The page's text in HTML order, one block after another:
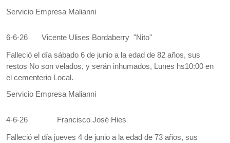
Servicio Empresa Malianni
6-6-26 Vicente Ulises Bordaberry "Nito"
Falleció el día sábado 6 de junio a la edad de 82 años, sus
restos No son velados, y serán inhumados, Lunes hs10:00 en
el cementerio Local.
Servicio Empresa Malianni
4-6-26 Francisco José Hies
Falleció el día jueves 4 de junio a la edad de 73 años, sus